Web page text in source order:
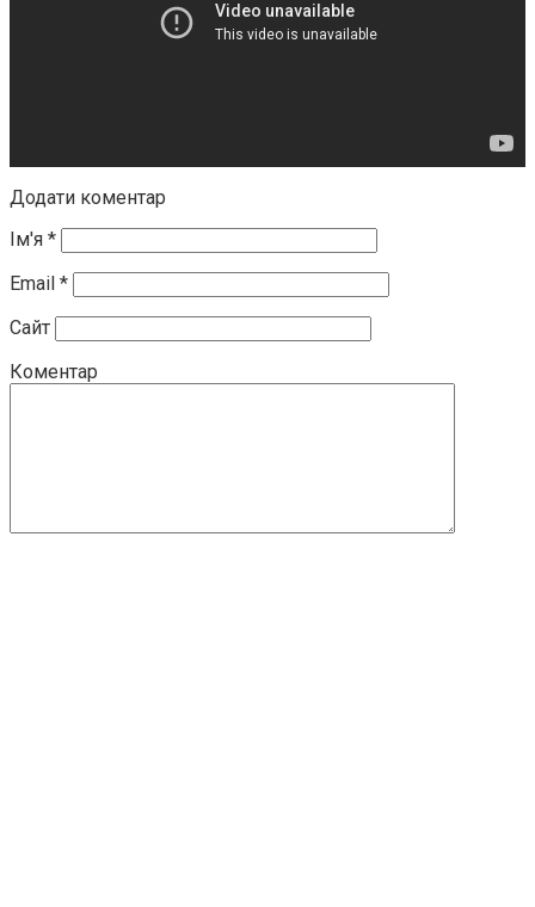
Додати коментар
Ім'я *
Email *
Сайт
Коментар